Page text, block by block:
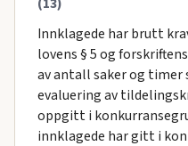
Innklagede har brutt
lovens § 5 og forskriftens
av antall saker og
evaluering av
oppgitt i
innklagede har gitt i